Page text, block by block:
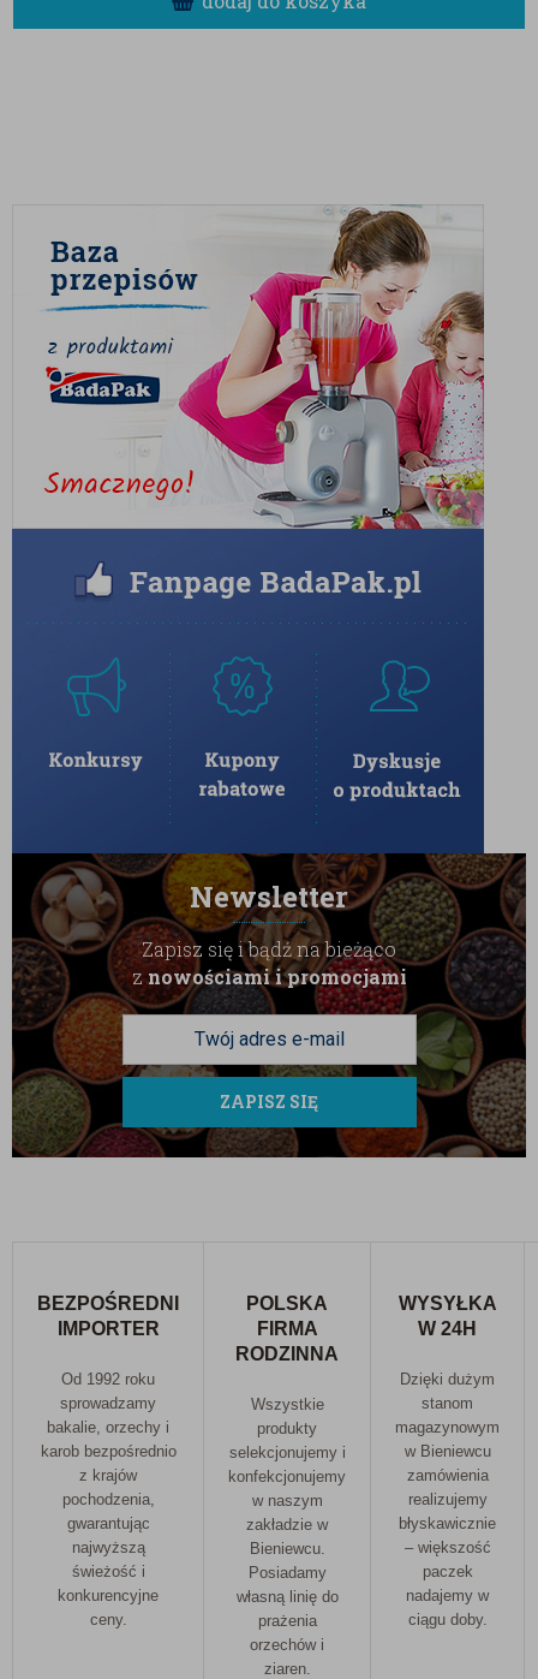
Te lśniące, czekoladowe kuleczki to idealny sposób na
urozmaicenie codziennej diety i nadanie jej odrobiny
luksusu. Doskonale sprawdzą się jako:
Ekskluzywny poczęstunek:Wyłożone do
eleganckiej miseczki będą wspaniałą
ozdobą stołu podczas spotkań
towarzyskich i biznesowych.
Dodatek do kawy i alkoholi:
Smak
gorzkiej czekolady i makadamii genialnie
komponuje się z mocnym espresso,
aromatyczną czarną herbatą oraz z
wieczorną szklanką szlachetnego koniaku
Dekoracja premium:Całe drażetki można
wykorzystać jako nowoczesne i
W BadaPak dbamy o najwyższy standard naszych
produktów. Orzechy makadamia przechodzą
rygorystyczną selekcję, a użyta gorzka czekolada
zachwyca tradycyjnym, głębokim aromatem miazgi
kakaowej. Specjalna, delikatna powłoka glazurująca
piękny połysk. Całość pakujemy w szczelne, solidne
opakowania, które gwarantują świeżość, idealną
chrupkość i pełnię smaku przez długi czas.
Przechowywanie: Aby zachować idealną strukturę,
chrupkość orzechów oraz nienaganny wygląd i połysk
czekolady, produkt należy przechowywać w suchym i
chłodnym miejscu (optymalna temperatura to 12-
20°C), z dala od bezpośredniego działania promieni
zawierające SO2 (dwutlenek siarki).
Newsletter
Zapisz się i bądź na bieżąco
znowościami i promocjami
ZAPISZ SIĘ
BEZPOŚREDNI
IMPORTER
Od 1992 roku
sprowadzamy
bakalie, orzechy i
karob bezpośrednio
z krajów
pochodzenia,
gwarantując
najwyższą
świeżość i
konkurencyjne
ceny.
POLSKA
FIRMA
RODZINNA
Wszystkie
produkty
selekcjonujemy i
konfekcjonujemy
w naszym
zakładzie w
Bieniewcu.
Posiadamy
własną linię do
prażenia
orzechów i
ziaren.
WYSYŁKA
W 24H
Dzięki dużym
stanom
magazynowym
w Bieniewcu
zamówienia
realizujemy
błyskawicznie
– większość
paczek
nadajemy w
ciągu doby.